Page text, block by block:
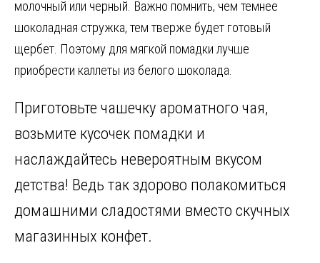
молочный или черный. Важно помнить, чем темнее
шоколадная стружка, тем тверже будет готовый
щербет. Поэтому для мягкой помадки лучше
приобрести каллеты из белого шоколада.
Приготовьте чашечку ароматного чая,
возьмите кусочек помадки и
наслаждайтесь невероятным вкусом
детства! Ведь так здорово полакомиться
домашними сладостями вместо скучных
магазинных конфет.